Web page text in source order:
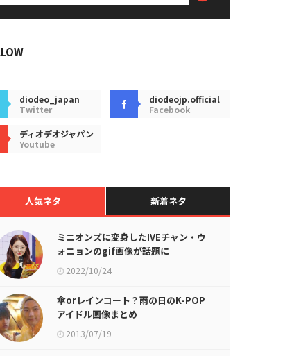
diodeo_japan
Twitter
diodeojp.official
Facebook
ディオデオジャパン
Youtube
人気ネタ 新着ネタ
ミニオンズに変身したIVEチャン・ウ
ォニョンのgif画像が話題に
2022/10/24
傘orレインコート？雨の日のK-POP
アイドル画像まとめ
2013/07/19